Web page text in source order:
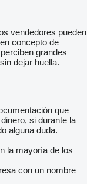
vendedores pueden
concepto de
grandes
dejar huella.
que
si durante la
alguna duda.
la mayoría de los
con un nombre